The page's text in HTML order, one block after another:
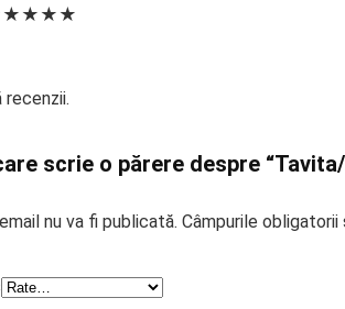
★ ★ ★ ★
recenzii.
scrie o părere despre
nu va fi publicată. Câmpurile